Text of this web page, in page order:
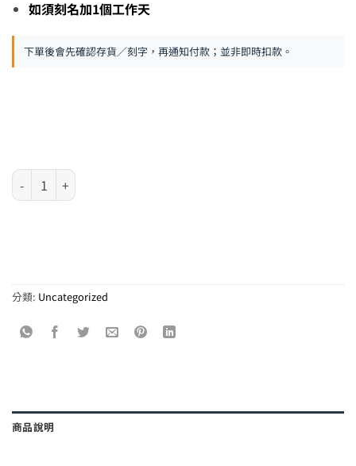
如須刻名加1個工作天
下單後會先確認存貨／刻字，再通知付款；並非即時扣款。
Test Data 2 數量
分類: Uncategorized
商品說明